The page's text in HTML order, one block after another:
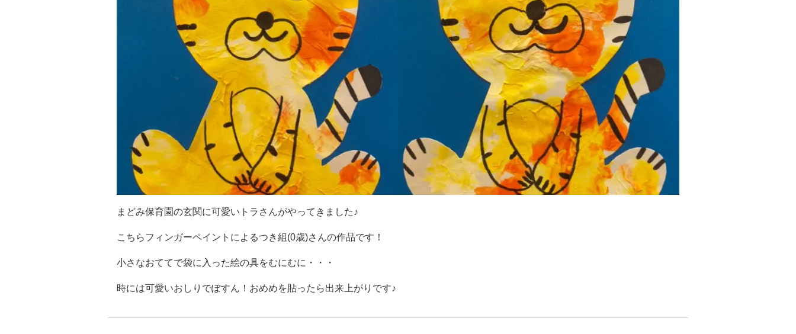
まどみ保育園の玄関に可愛いトラさんがやってきました♪
こちらフィンガーペイントによるつき組(0歳)さんの作品です！
小さなおててで袋に入った絵の具をむにむに・・・
時には可愛いおしりでぽすん！おめめを貼ったら出来上がりです♪